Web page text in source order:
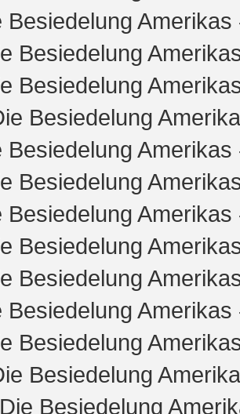
Besiedelung Amerikas
Besiedelung
Besiedelung
Besiedelung
Besiedelung Amerikas
Besiedelung
Besiedelung Amerikas
Besiedelung
Besiedelung
Besiedelung Amerikas
Besiedelung
Besiedelung
Besiedelung